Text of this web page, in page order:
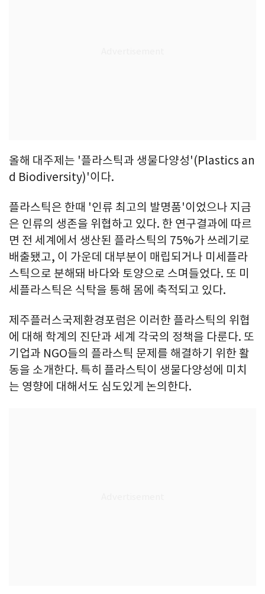
올해 대주제는 '플라스틱과 생물다양성'(Plastics an
d Biodiversity)'이다.
플라스틱은 한때 '인류 최고의 발명품'이었으나 지금
은 인류의 생존을 위협하고 있다. 한 연구결과에 따르
면 전 세계에서 생산된 플라스틱의 75%가 쓰레기로
배출됐고, 이 가운데 대부분이 매립되거나 미세플라
스틱으로 분해돼 바다와 토양으로 스며들었다. 또 미
세플라스틱은 식탁을 통해 몸에 축적되고 있다.
제주플러스국제환경포럼은 이러한 플라스틱의 위협
에 대해 학계의 진단과 세계 각국의 정책을 다룬다. 또
기업과 NGO들의 플라스틱 문제를 해결하기 위한 활
동을 소개한다. 특히 플라스틱이 생물다양성에 미치
는 영향에 대해서도 심도있게 논의한다.